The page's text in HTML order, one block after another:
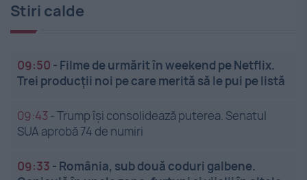
Stiri calde
09:50 - Filme de urmărit în weekend pe Netflix.
Trei producții noi pe care merită să le pui pe listă
09:43 -Trump își consolidează puterea. Senatul
SUA aprobă 74 de numiri
09:33 - România, sub două coduri galbene.